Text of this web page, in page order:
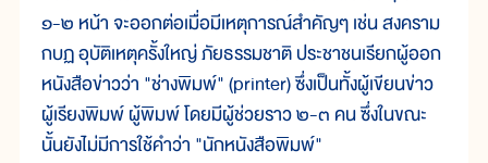
๑-๒ หน้า จะออกต่อเมื่อมีเหตุการณ์สำคัญๆ เช่น สงคราม
กบฏ อุบัติเหตุครั้งใหญ่ ภัยธรรมชาติ ประชาชนเรียกผู้ออก
หนังสือข่าวว่า "ช่างพิมพ์" (printer) ซึ่งเป็นทั้งผู้เขียนข่าว
ผู้เรียงพิมพ์ ผู้พิมพ์ โดยมีผู้ช่วยราว ๒-๓ คน ซึ่งในขณะ
นั้นยังไม่มีการใช้คำว่า "นักหนังสือพิมพ์"